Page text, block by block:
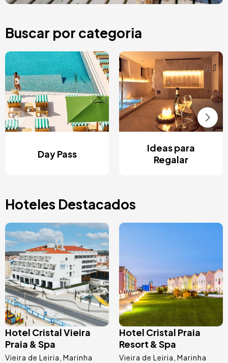
Buscar por categoria
Day Pass
Ideas para
Regalar
Hoteles Destacados
Image
Hotel Cristal Vieira
Praia & Spa
Vieira de Leiria Marinha
Hotel Cristal Praia
Resort & Spa
Vieira de Leiria Marinha